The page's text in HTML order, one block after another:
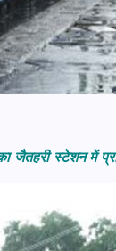
जैतहरी स्टेशन में